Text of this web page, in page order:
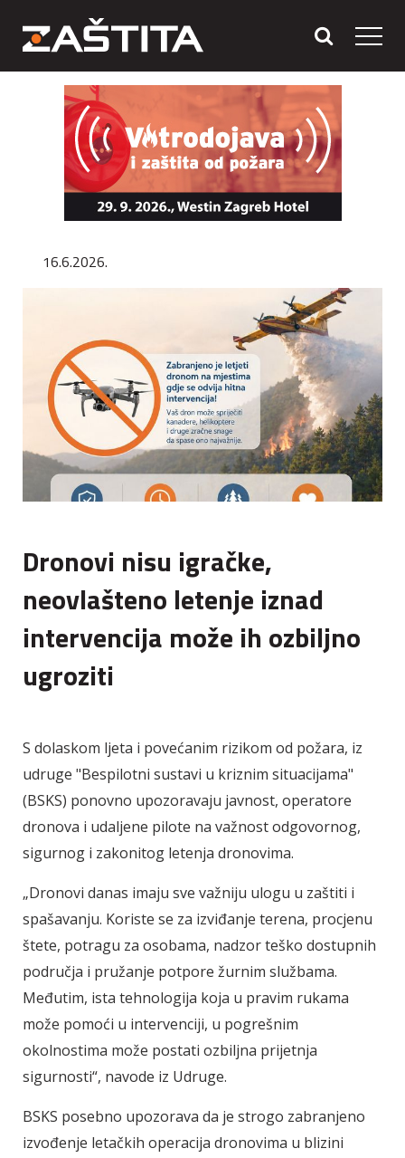
16.6.2026.
Dronovi nisu igračke,
neovlašteno letenje iznad
intervencija može ih ozbiljno
ugroziti
S dolaskom ljeta i povećanim rizikom od požara, iz
udruge "Bespilotni sustavi u kriznim situacijama"
(BSKS) ponovno upozoravaju javnost, operatore
dronova i udaljene pilote na važnost odgovornog,
sigurnog i zakonitog letenja dronovima.
„Dronovi danas imaju sve važniju ulogu u zaštiti i
spašavanju. Koriste se za izviđanje terena, procjenu
štete, potragu za osobama, nadzor teško dostupnih
područja i pružanje potpore žurnim službama.
Međutim, ista tehnologija koja u pravim rukama
može pomoći u intervenciji, u pogrešnim
okolnostima može postati ozbiljna prijetnja
sigurnosti“, navode iz Udruge.
BSKS posebno upozorava da je strogo zabranjeno
izvođenje letačkih operacija dronovima u blizini